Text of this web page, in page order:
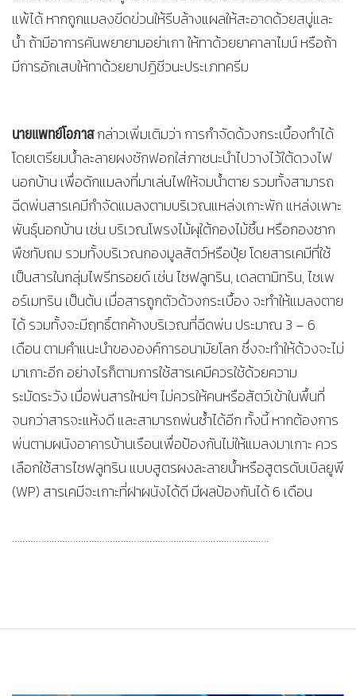
แพ้ได้ หากถูกแมลงขีดข่วนให้รีบล้างแผลให้สะอาดด้วยสบู่และ
น้ำ ถ้ามีอาการคันพยายามอย่าเกา ให้ทาด้วยยาคาลาไมน์ หรือถ้า
มีการอักเสบให้ทาด้วยยาปฏิชีวนะประเภทครีม
นายแพทย์โอภาสกล่าวเพิ่มเติมว่า การกำจัดด้วงกระเบื้องทำได้
โดยเตรียมน้ำละลายผงซักฟอกใส่ภาชนะนำไปวางไว้ใต้ดวงไฟ
นอกบ้าน เพื่อดักแมลงที่มาเล่นไฟให้จมน้ำตาย รวมทั้งสามารถ
ฉีดพ่นสารเคมีกำจัดแมลงตามบริเวณแหล่งเกาะพัก แหล่งเพาะ
พันธุ์นอกบ้าน เช่น บริเวณโพรงไม้ผุใต้กองไม้ชื้น หรือกองซาก
พืชทับถม รวมทั้งบริเวณกองมูลสัตว์หรือปุ๋ย โดยสารเคมีที่ใช้
เป็นสารในกลุ่มไพรีทรอยด์ เช่น ไซฟลูทริน, เดลตามิทริน, ไซเพ
อร์เมทริน เป็นต้น เมื่อสารถูกตัวด้วงกระเบื้อง จะทำให้แมลงตาย
ได้ รวมทั้งจะมีฤทธิ์ตกค้างบริเวณที่ฉีดพ่น ประมาณ 3 – 6
เดือน ตามคำแนะนำขององค์การอนามัยโลก ซึ่งจะทำให้ด้วงจะไม่
มาเกาะอีก อย่างไรก็ตามการใช้สารเคมีควรใช้ด้วยความ
ระมัดระวัง เมื่อพ่นสารใหม่ๆ ไม่ควรให้คนหรือสัตว์เข้าในพื้นที่
จนกว่าสารจะแห้งดี และสามารถพ่นซ้ำได้อีก ทั้งนี้ หากต้องการ
พ่นตามผนังอาคารบ้านเรือนเพื่อป้องกันไม่ให้แมลงมาเกาะ ควร
เลือกใช้สารไซฟลูทริน แบบสูตรผงละลายน้ำหรือสูตรดับเบิลยูพี
(WP) สารเคมีจะเกาะที่ฝาผนังได้ดี มีผลป้องกันได้ 6 เดือน
…………………………………………………………………………………….